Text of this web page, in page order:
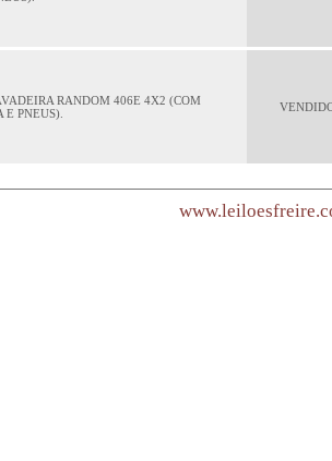
RANDOM 406E 4X2 (COM
PNEUS).